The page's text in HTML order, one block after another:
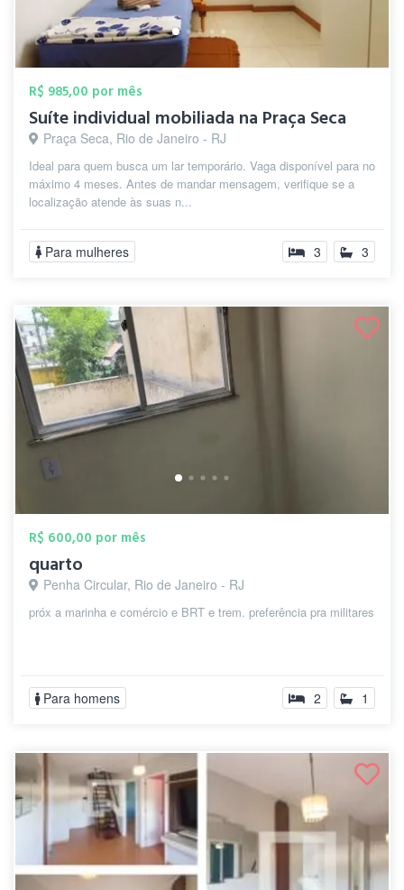
R$ 985,00 por mês
Suíte individual mobiliada na Praça Seca
Praça Seca, Rio de Janeiro - RJ
Ideal para quem busca um lar temporário. Vaga disponível para no
máximo 4 meses. Antes de mandar mensagem, verifique se a
localização atende às suas n...
Para mulheres 3 3
R$ 600,00 por mês
quarto
Penha Circular, Rio de Janeiro - RJ
próx a marinha e comércio e BRT e trem. preferência pra militares
Para homens 2 1